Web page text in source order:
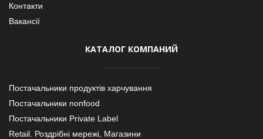
Контакти
Вакансії
КАТАЛОГ КОМПАНИЙ
Постачальники продуктів харчування
Постачальники nonfood
Постачальники Private Label
Retail. Роздрібні мережі, Магазини